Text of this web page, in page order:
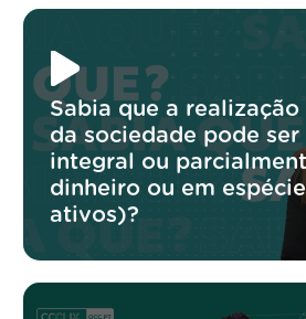
Sabia que a realização
da sociedade pode
integral ou
dinheiro ou em
ativos)?